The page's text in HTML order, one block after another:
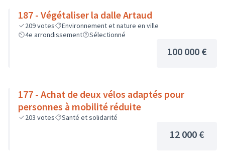
187 - Végétaliser la dalle Artaud
209votes
Environnement et nature en ville
4e arrondissement
Sélectionné
100 000 €
177 - Achat de deux vélos adaptés pour
personnes à mobilité réduite
203 votes Santé et solidarité
12 000 €